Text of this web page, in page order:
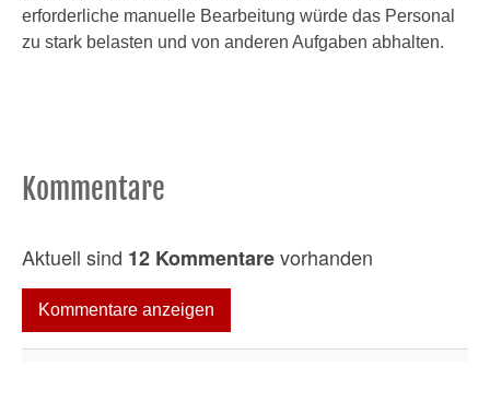
erforderliche manuelle Bearbeitung würde das Personal
zu stark belasten und von anderen Aufgaben abhalten.
Kommentare
Aktuell sind 12 Kommentarevorhanden
Kommentare anzeigen